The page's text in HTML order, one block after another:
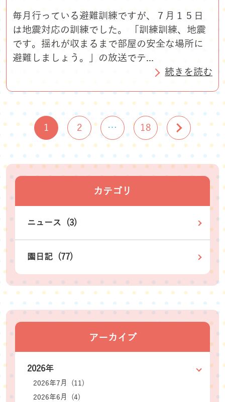
毎月行っている避難訓練ですが、７月１５日
は地震対応の訓練でした。 「訓練訓練、地震
です。揺れが収まるまで部屋の安全な場所に
避難しましょう。」の放送でテ...
続きを読む
1 2 … 18
カテゴリ
ニュース (3)
園日記 (77)
アーカイブ
2026年
2026年7月 (11)
2026年6月 (4)